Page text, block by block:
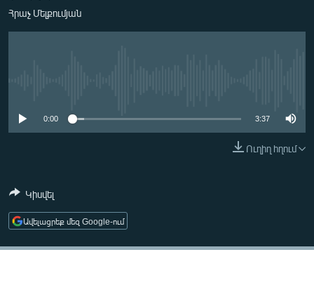
ՂԱՐԱԲԱՂ
ՊԱՏԵՐԱԶՄԻ 6 ՇԱԲԱԹՆԵՐԸ
ՍՊՈՐՏ
ՏՏ ԵՒ ԻՆՏԵՐՆԵՏ
ԿՈՐՈՆԱՎԻՐՈՒՍ
Հրաչ Մելքումյան
0:00 3:37
Ուղիղ հղում
Կիսվել
Ավելացրեք մեզ Google-ում